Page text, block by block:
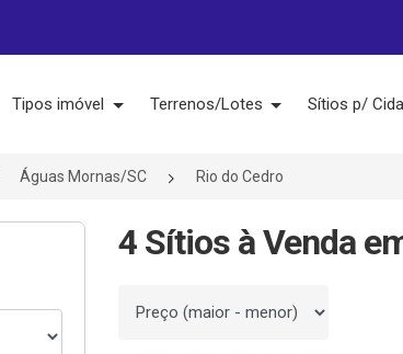
Tipos imóvel Terrenos/Lotes Sítios p/
Águas Mornas/SC Rio do Cedro
4 Sítios à Venda
Ordenar por